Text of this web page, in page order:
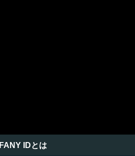
FANY IDとは